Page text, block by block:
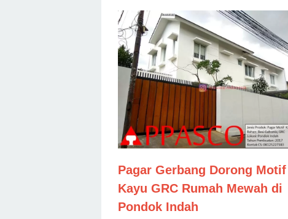
Pagar Gerbang Dorong Motif
Kayu GRC Rumah Mewah di
Pondok Indah